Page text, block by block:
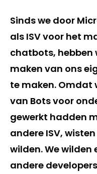
Sinds we door
als ISV voor het
chatbots, hebben
maken van ons
te maken. Omdat
van Bots voor
gewerkt hadden
andere ISV,
wilden. We wilden
andere